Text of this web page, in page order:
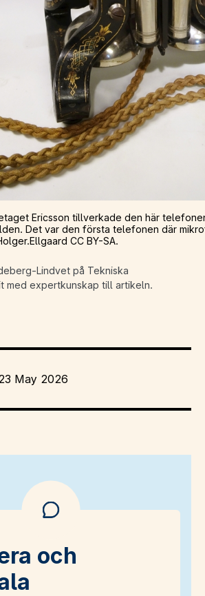
Ericsson tillverkade den här
Det var den första telefonen där
CC BY-SA.
Lindvet på Tekniska
med expertkunskap till artikeln.
May 2026
och